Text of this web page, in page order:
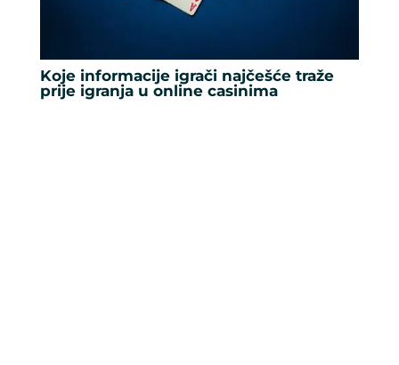
Koje informacije igrači najčešće traže
prije igranja u online casinima